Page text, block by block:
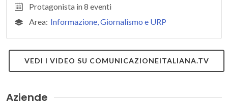
Protagonista in 8 eventi
Area: Informazione, Giornalismo e URP
VEDI I VIDEO SU COMUNICAZIONEITALIANA.TV
Aziende